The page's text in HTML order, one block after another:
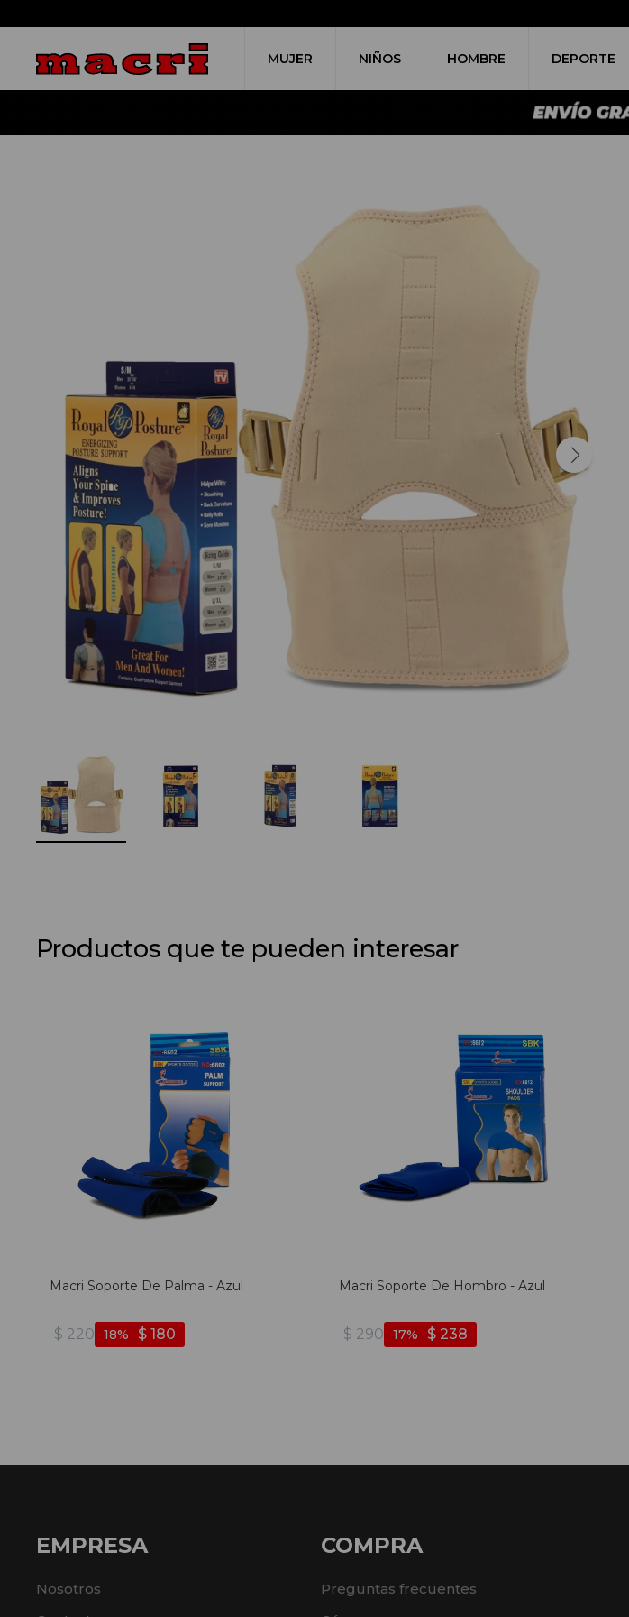
MUJER NIÑOS HOMBRE DEPORTE
Productos que te pueden interesar
Macri Soporte De Palma - Azul
$ 220 $ 180
18
Macri Soporte De Hombro - Azul
$ 290 $ 238
17
EMPRESA
Nosotros
COMPRA
Preguntas frecuentes